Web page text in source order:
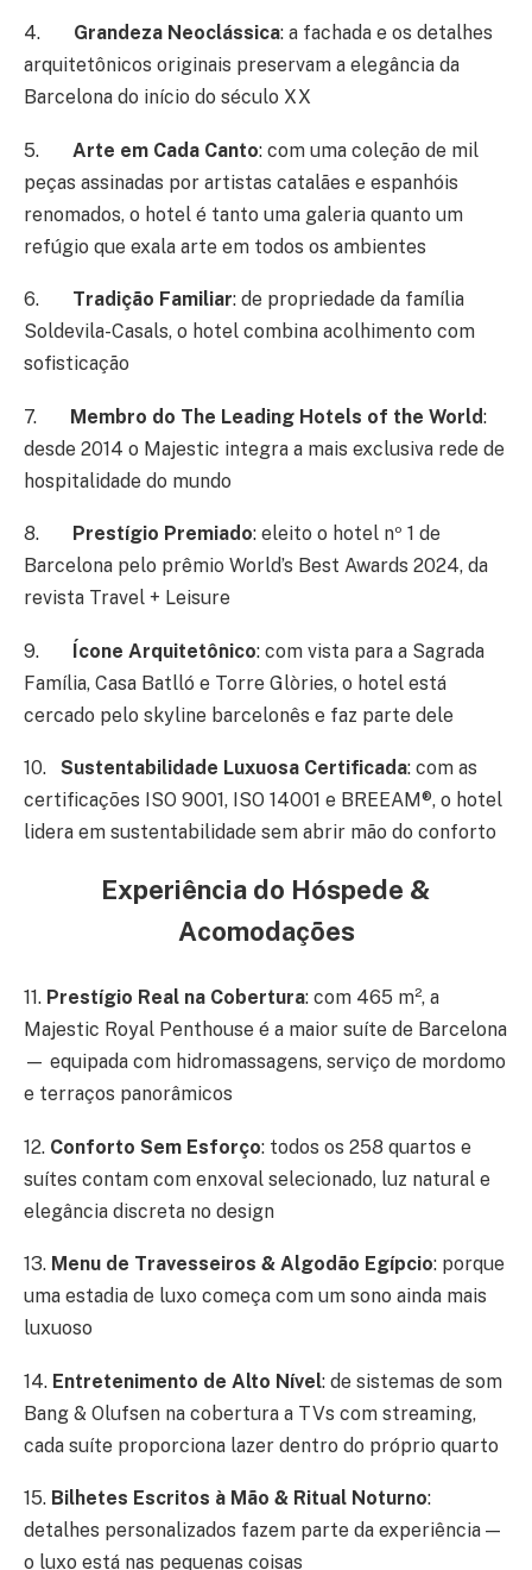
4. Grandeza Neoclássica: a fachada e os detalhes
arquitetônicos originais preservam a elegância da
Barcelona do início do século XX
5. Arte em Cada Canto: com uma coleção de mil
peças assinadas por artistas catalães e espanhóis
renomados, o hotel é tanto uma galeria quanto um
refúgio que exala arte em todos os ambientes
6. Tradição Familiar: de propriedade da família
Soldevila-Casals, o hotel combina acolhimento com
sofisticação
7. Membro do The Leading Hotels of the World:
desde 2014 o Majestic integra a mais exclusiva rede de
hospitalidade do mundo
8. Prestígio Premiado: eleito o hotel nº 1 de
Barcelona pelo prêmio World’s Best Awards 2024, da
revista Travel + Leisure
9. Ícone Arquitetônico: com vista para a Sagrada
Família, Casa Batlló e Torre Glòries, o hotel está
cercado pelo skyline barcelonês e faz parte dele
10. Sustentabilidade Luxuosa Certificada: com as
certificações ISO 9001, ISO 14001 e BREEAM®, o hotel
lidera em sustentabilidade sem abrir mão do conforto
Experiência do Hóspede &
Acomodações
11. Prestígio Real na Cobertura: com 465 m², a
Majestic Royal Penthouse é a maior suíte de Barcelona
— equipada com hidromassagens, serviço de mordomo
e terraços panorâmicos
12. Conforto Sem Esforço: todos os 258 quartos e
suítes contam com enxoval selecionado, luz natural e
elegância discreta no design
13. Menu de Travesseiros & Algodão Egípcio: porque
uma estadia de luxo começa com um sono ainda mais
luxuoso
14. Entretenimento de Alto Nível: de sistemas de som
Bang & Olufsen na cobertura a TVs com streaming,
cada suíte proporciona lazer dentro do próprio quarto
15. Bilhetes Escritos à Mão & Ritual Noturno:
detalhes personalizados fazem parte da experiência —
o luxo está nas pequenas coisas